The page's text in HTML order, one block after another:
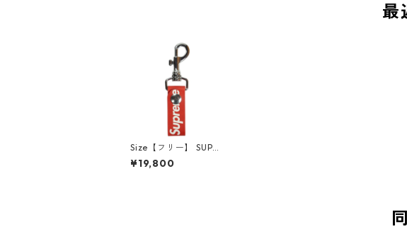
最
Size【フリー】 SUPR
EME シュプリーム 21S
S Leather Key Loop
¥19,800